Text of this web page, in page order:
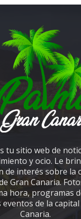
tu sitio web de
y ocio. Le
de interés sobre la
Gran Canaria.
hora, programas
de la
Canaria.